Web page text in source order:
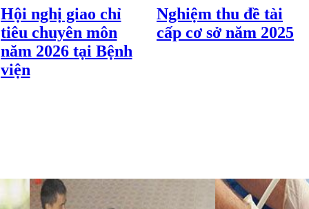
Hội nghị giao chỉ
tiêu chuyên môn
năm 2026 tại Bệnh
viện
Nghiệm thu đề tài
cấp cơ sở năm 2025